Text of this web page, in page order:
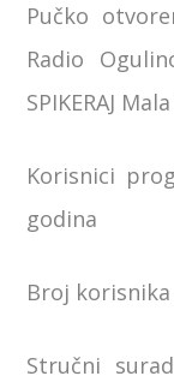
Pučko
Radio
SPIKERAJ
Korisnici
godina
Broj
Stručni